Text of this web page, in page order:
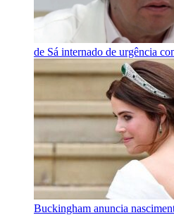
de Sá internado de urgência
Buckingham anuncia